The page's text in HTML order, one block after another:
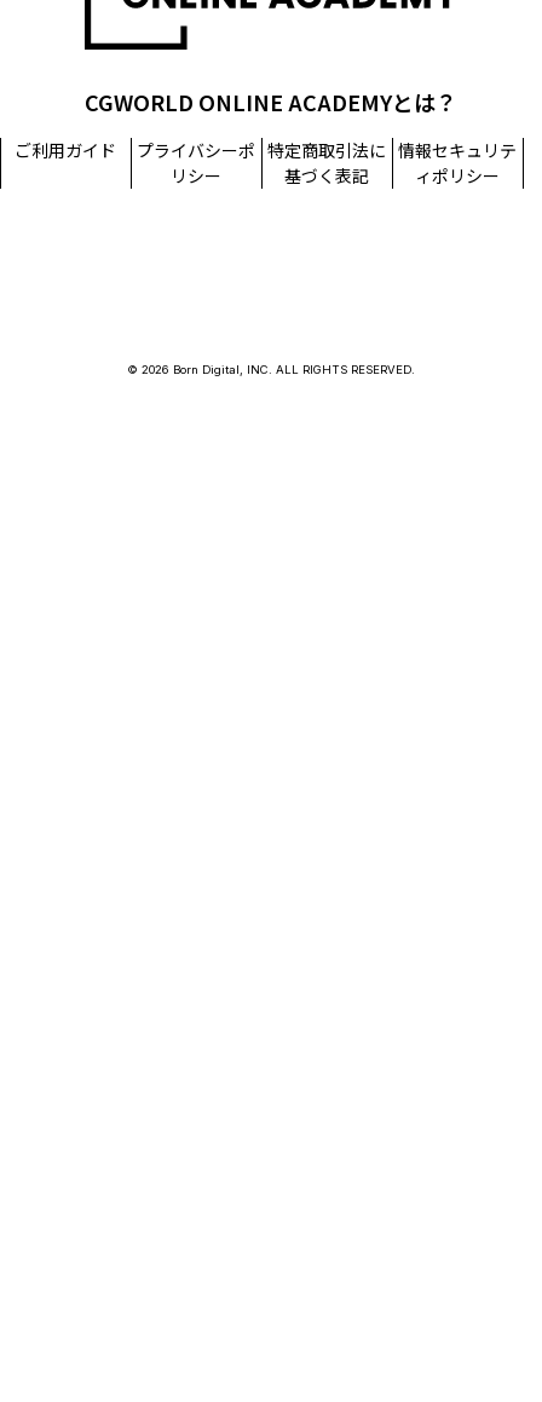
CGWORLD ONLINE ACADEMYとは？
ご利用ガイド
プライバシーポ
リシー
特定商取引法に
基づく表記
情報セキュリテ
ィポリシー
© 2026 Born Digital, INC. ALL RIGHTS RESERVED.